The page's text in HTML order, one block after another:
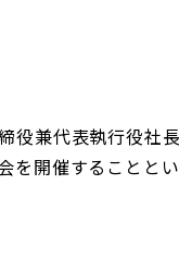
役兼代表執行役
開催することとい